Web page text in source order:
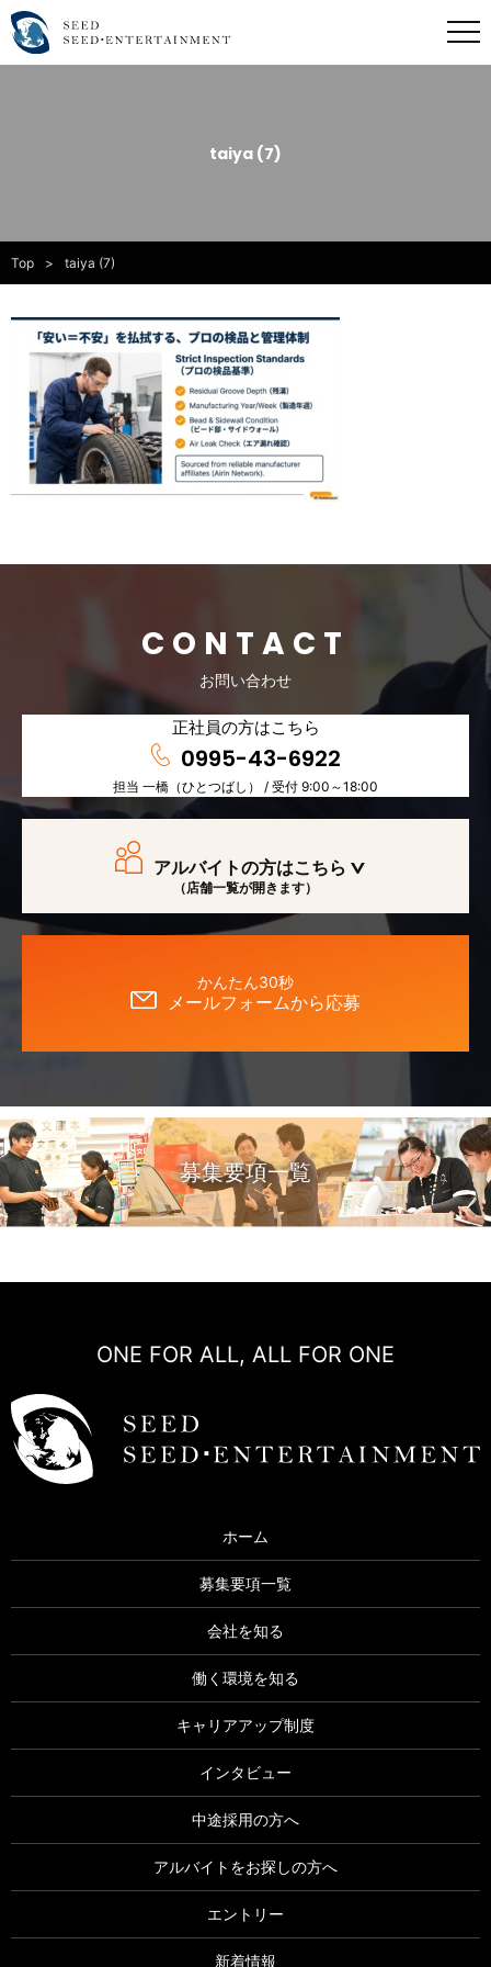
taiya (7)
Top taiya (7)
CONTACT
お問い合わせ
正社員の方はこちら
0995-43-6922
担当 一橋（ひとつばし） / 受付 9:00～18:00
アルバイトの方はこちら
（店舗一覧が開きます）
かんたん30秒
メールフォームから応募
募集要項一覧
ONE FOR ALL, ALL FOR ONE
ホーム
募集要項一覧
会社を知る
働く環境を知る
キャリアアップ制度
インタビュー
中途採用の方へ
アルバイトをお探しの方へ
エントリー
新着情報